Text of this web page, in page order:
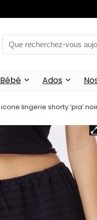
Bébé Ados
icone lingerie shorty ‘pia’